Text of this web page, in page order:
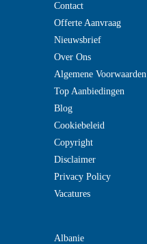
Contact
Offerte Aanvraag
Nieuwsbrief
Over Ons
Algemene Voorwaarden
Top Aanbiedingen
Blog
Cookiebeleid
Copyright
Disclaimer
Privacy Policy
Vacatures
Albanie